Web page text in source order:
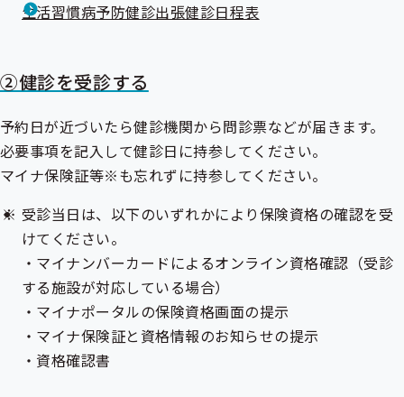
生活習慣病予防健診出張健診日程表
②健診を受診する
予約日が近づいたら健診機関から問診票などが届きます。
必要事項を記入して健診日に持参してください。
マイナ保険証等※も忘れずに持参してください。
受診当日は、以下のいずれかにより保険資格の確認を受
けてください。
・マイナンバーカードによるオンライン資格確認（受診
する施設が対応している場合）
・マイナポータルの保険資格画面の提示
・マイナ保険証と 資格情報のお知らせの提示
・ 資格確認書